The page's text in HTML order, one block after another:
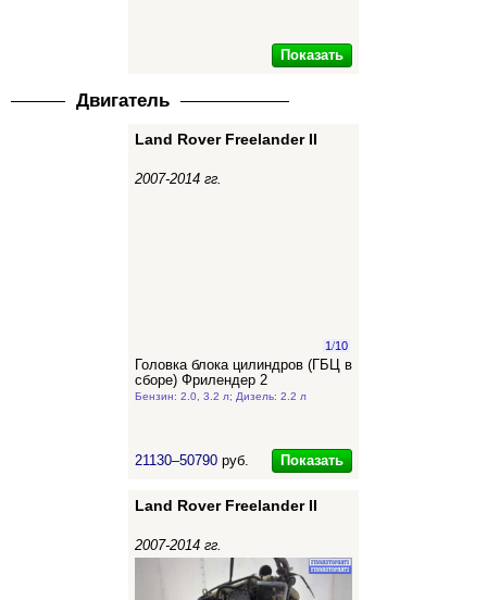
Показать
Двигатель
Land Rover Freelander II
2007-2014 гг.
1/10
Головка блока цилиндров (ГБЦ в
сборе) Фрилендер 2
Бензин: 2.0, 3.2 л; Дизель: 2.2 л
21130–50790 руб. Показать
Land Rover Freelander II
2007-2014 гг.